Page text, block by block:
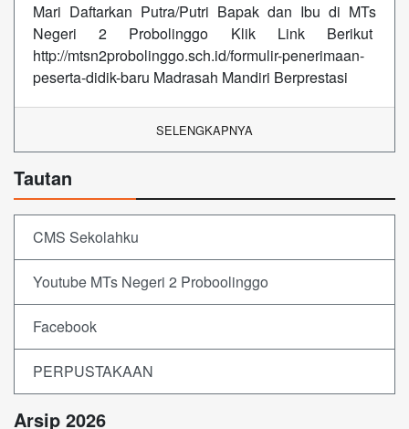
Mari Daftarkan Putra/Putri Bapak dan Ibu di MTs
Negeri 2 Probolinggo Klik Link Berikut
http://mtsn2probolinggo.sch.id/formulir-penerimaan-
peserta-didik-baru Madrasah Mandiri Berprestasi
SELENGKAPNYA
Tautan
CMS Sekolahku
Youtube MTs Negeri 2 Proboolinggo
Facebook
PERPUSTAKAAN
Arsip 2026